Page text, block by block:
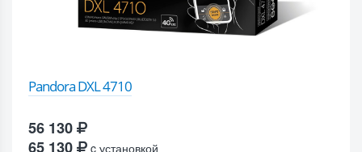
Pandora DXL 4710
56 130
65 130
c установкой